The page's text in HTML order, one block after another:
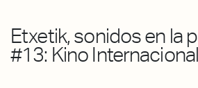
Etxetik, sonidos en la
#13: Kino Internacional